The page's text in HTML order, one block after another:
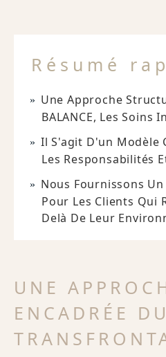
Résumé
Une Approche
BALANCE, Les
Il S'agit D'un Modèle
Les Responsabilités
Nous Fournissons
Pour Les Clients Qui
Delà De Leur
UNE
ENCADRÉE